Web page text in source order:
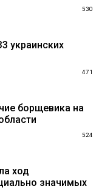
530
украинских
471
борщевика на
524
ход
значимых